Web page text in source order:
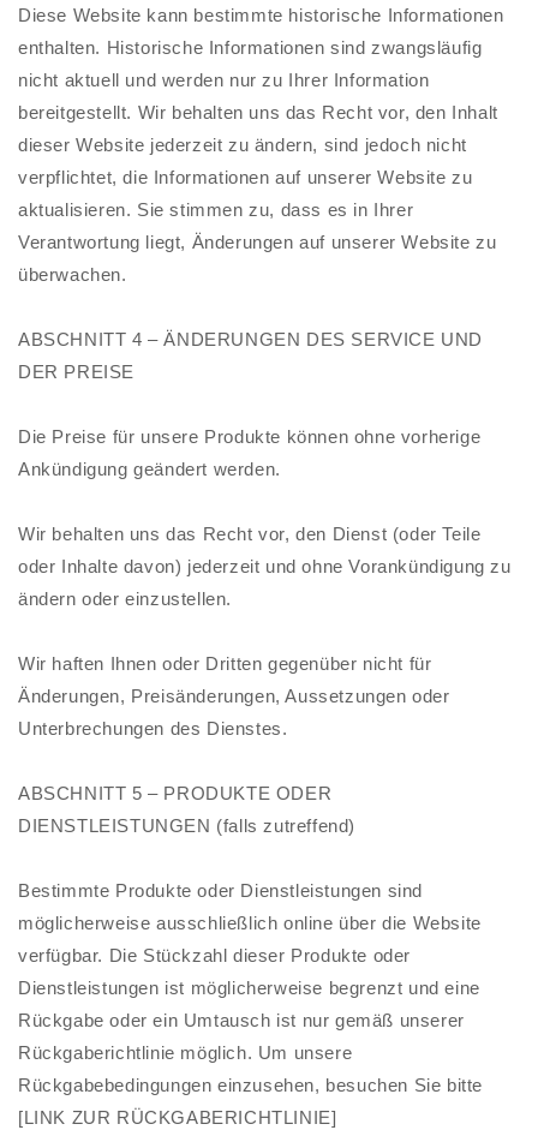
Diese Website kann bestimmte historische Informationen
enthalten. Historische Informationen sind zwangsläufig
nicht aktuell und werden nur zu Ihrer Information
bereitgestellt. Wir behalten uns das Recht vor, den Inhalt
dieser Website jederzeit zu ändern, sind jedoch nicht
verpflichtet, die Informationen auf unserer Website zu
aktualisieren. Sie stimmen zu, dass es in Ihrer
Verantwortung liegt, Änderungen auf unserer Website zu
überwachen.
ABSCHNITT 4 – ÄNDERUNGEN DES SERVICE UND
DER PREISE
Die Preise für unsere Produkte können ohne vorherige
Ankündigung geändert werden.
Wir behalten uns das Recht vor, den Dienst (oder Teile
oder Inhalte davon) jederzeit und ohne Vorankündigung zu
ändern oder einzustellen.
Wir haften Ihnen oder Dritten gegenüber nicht für
Änderungen, Preisänderungen, Aussetzungen oder
Unterbrechungen des Dienstes.
ABSCHNITT 5 – PRODUKTE ODER
DIENSTLEISTUNGEN (falls zutreffend)
Bestimmte Produkte oder Dienstleistungen sind
möglicherweise ausschließlich online über die Website
verfügbar. Die Stückzahl dieser Produkte oder
Dienstleistungen ist möglicherweise begrenzt und eine
Rückgabe oder ein Umtausch ist nur gemäß unserer
Rückgaberichtlinie möglich. Um unsere
Rückgabebedingungen einzusehen, besuchen Sie bitte
[LINK ZUR RÜCKGABERICHTLINIE]